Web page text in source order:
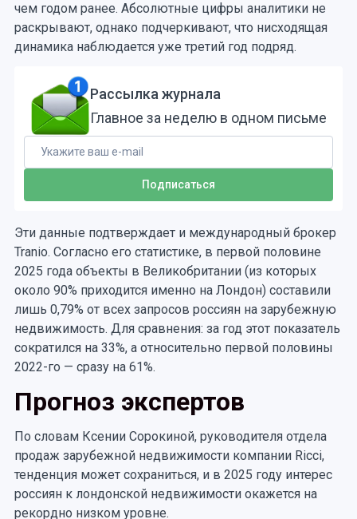
чем годом ранее. Абсолютные цифры аналитики не
раскрывают, однако подчеркивают, что нисходящая
динамика наблюдается уже третий год подряд.
Рассылка журнала
Главное за неделю в одном письме
Эти данные подтверждает и международный брокер
Tranio. Согласно его статистике, в первой половине
2025 года объекты в Великобритании (из которых
около 90% приходится именно на Лондон) составили
лишь 0,79% от всех запросов россиян на зарубежную
недвижимость. Для сравнения: за год этот показатель
сократился на 33%, а относительно первой половины
2022-го — сразу на 61%.
Прогноз экспертов
По словам Ксении Сорокиной, руководителя отдела
продаж зарубежной недвижимости компании Ricci,
тенденция может сохраниться, и в 2025 году интерес
россиян к лондонской недвижимости окажется на
рекордно низком уровне.